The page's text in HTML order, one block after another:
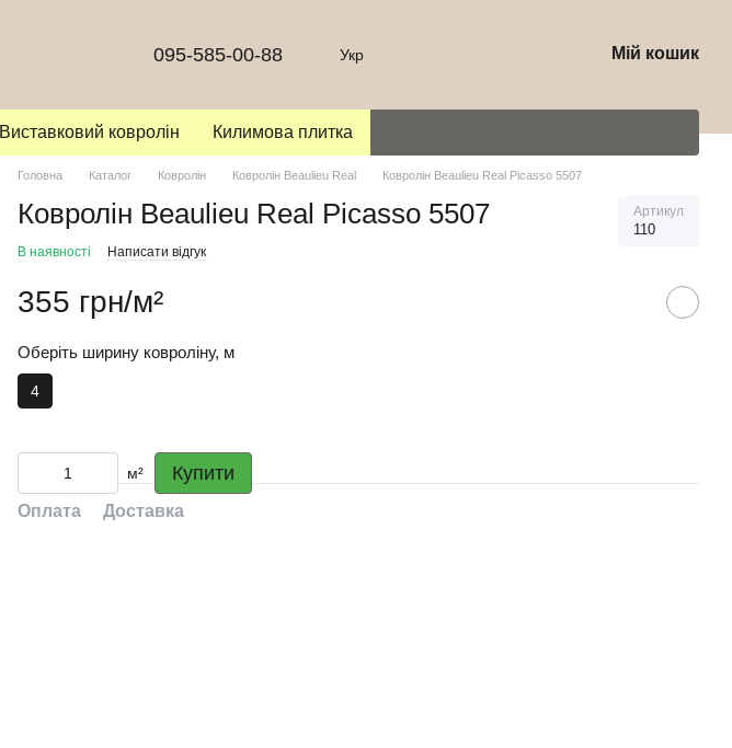
095-585-00-88 Укр Мій кошик
Виставковий ковролін Килимова плитка
Головна Каталог Ковролін Ковролін Beaulieu Real Ковролін Beaulieu Real Picasso 5507
Ковролін Beaulieu Real Picasso 5507 Артикул
110
В наявності Написати відгук
355 грн/м²
Оберіть ширину ковроліну, м
4
м² Купити
Оплата Доставка